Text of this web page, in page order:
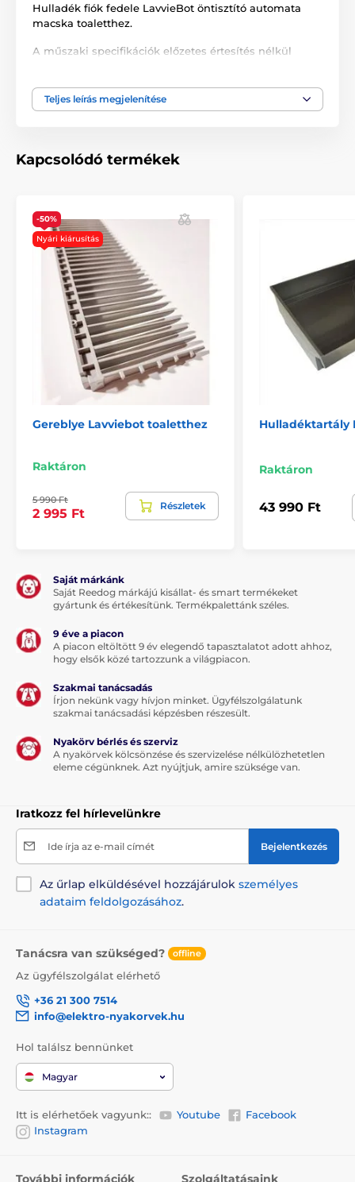
Hulladék fiók fedele LavvieBot öntisztító automata
macska toaletthez.
A műszaki specifikációk előzetes értesítés nélkül
Tartozékok WC - toalett
Teljes leírás megjelenítése
Kapcsolódó termékek
-50%
Nyári kiárusítás
Gereblye Lavviebot toaletthez
Raktáron
5 990 Ft
2 995 Ft
Részletek
Hulladéktartály
Raktáron
43 990 Ft
Saját márkánk
Saját Reedog márkájú kisállat- és smart termékeket
gyártunk és értékesítünk. Termékpalettánk széles.
9 éve a piacon
A piacon eltöltött 9 év elegendő tapasztalatot adott ahhoz,
hogy elsők közé tartozzunk a világpiacon.
Szakmai tanácsadás
Írjon nekünk vagy hívjon minket. Ügyfélszolgálatunk
szakmai tanácsadási képzésben részesült.
Nyakörv bérlés és szerviz
A nyakörvek kölcsönzése és szervizelése nélkülözhetetlen
eleme cégünknek. Azt nyújtjuk, amire szüksége van.
Iratkozz fel hírlevelünkre
Ide írja az e-mail címét Bejelentkezés
Az űrlap elküldésével hozzájárulok személyes
adataim feldolgozásához.
Tanácsra van szükséged? offline
Az ügyfélszolgálat elérhető
+36 21 300 7514
info@elektro-nyakorvek.hu
Hol találsz bennünket
Magyar
Itt is elérhetőek vagyunk:: Youtube
Facebook
Instagram
További információk Szolgáltatásaink